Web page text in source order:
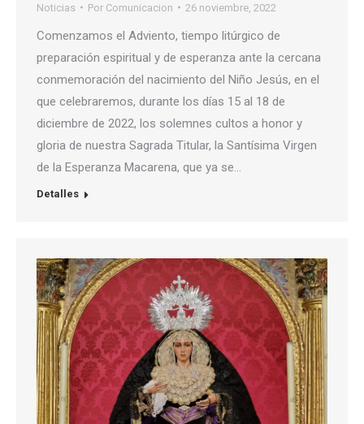
Noticias Por Comunicacion 26 noviembre, 2022
Comenzamos el Adviento, tiempo litúrgico de
preparación espiritual y de esperanza ante la cercana
conmemoración del nacimiento del Niño Jesús, en el
que celebraremos, durante los días 15 al 18 de
diciembre de 2022, los solemnes cultos a honor y
gloria de nuestra Sagrada Titular, la Santísima Virgen
de la Esperanza Macarena, que ya se…
Detalles